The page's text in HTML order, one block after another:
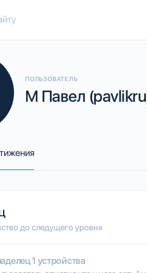
ПОЛЬЗОВАТЕЛЬ
М Павел
до следущего уровня
1 устройства